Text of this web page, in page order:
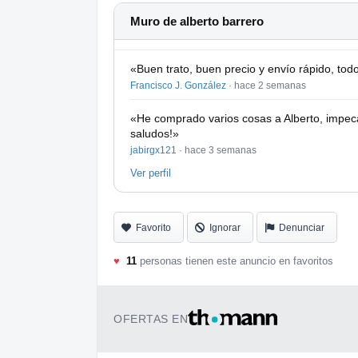
- Set Lollar Sixty Four / VENDIDAS /
- Adicionalmente puede incluirse la
la opción de poner el set Sixty Four /
Todo está impecable, con sus cajas
No acepto ningún tipo de cambio y/o
Gracias por la atención y un saludo.
Muro de alberto barrero
«Buen trato, buen precio y envío rápido,
Francisco J. González · hace 2 semanas
«He comprado varios cosas a Alberto,
saludos!»
jabirgx121 · hace 3 semanas
Ver perfil
Favorito Ignorar Denunciar
♥ 11 personas tienen este anuncio en favoritos
OFERTAS EN